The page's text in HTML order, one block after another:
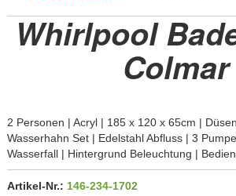
Whirlpool
Colmar
2 Personen | Acryl | 185 x 120 x 65cm |
Wasserhahn Set | Edelstahl Abfluss | 3
Wasserfall | Hintergrund Beleuchtung |
Artikel-Nr.: 146-234-1702